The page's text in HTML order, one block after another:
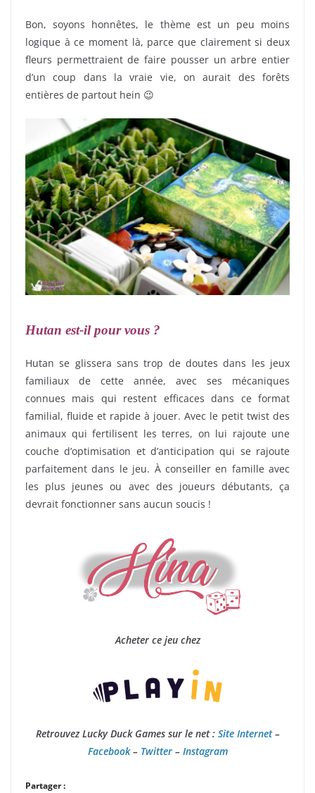
Bon, soyons honnêtes, le thème est un peu moins
logique à ce moment là, parce que clairement si deux
fleurs permettraient de faire pousser un arbre entier
d’un coup dans la vraie vie, on aurait des forêts
entières de partout hein 😉
Hutan est-il pour vous ?
Hutan se glissera sans trop de doutes dans les jeux
familiaux de cette année, avec ses mécaniques
connues mais qui restent efficaces dans ce format
familial, fluide et rapide à jouer. Avec le petit twist des
animaux qui fertilisent les terres, on lui rajoute une
couche d’optimisation et d’anticipation qui se rajoute
parfaitement dans le jeu. À conseiller en famille avec
les plus jeunes ou avec des joueurs débutants, ça
devrait fonctionner sans aucun soucis !
Acheter ce jeu chez
Retrouvez Lucky Duck Games sur le net : Site Internet–
Facebook– Twitter– Instagram
Partager :